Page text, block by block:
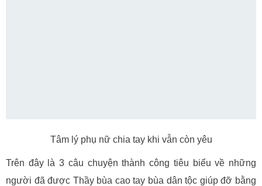
Tâm lý phụ nữ chia tay khi vẫn còn yêu
Trên đây là 3 câu chuyện thành công tiêu biểu về những
người đã được Thầy bùa cao tay bùa dân tộc giúp đỡ bằng